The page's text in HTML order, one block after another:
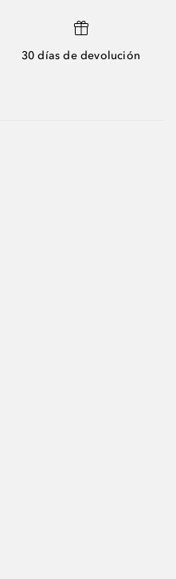
30 días de devolución